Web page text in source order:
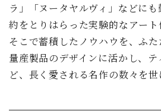
ラ」「ヌータヤルヴィ」などに
約をとりはらった実験的なアート
そこで蓄積したノウハウを、ふ
量産製品のデザインに活かし、テ
ど、長く愛される名作の数々を世